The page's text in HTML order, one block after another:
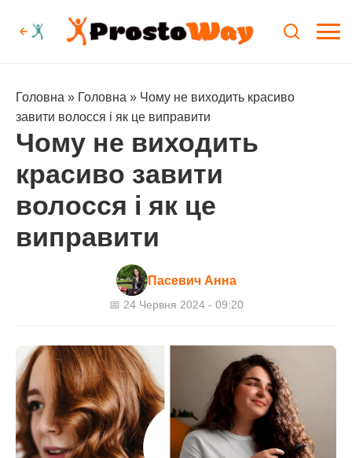
Головна » Головна » Чому не виходить красиво
завити волосся і як це виправити
Чому не виходить
красиво завити
волосся і як це
виправити
Пасевич Анна
📅 24 Червня 2024 - 09:20